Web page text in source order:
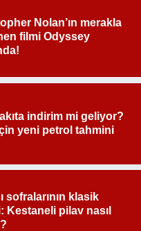
Nolan’ın merakla
filmi Odyssey
indirim mi geliyor?
yeni petrol tahmini
sofralarının klasik
Kestaneli pilav nasıl